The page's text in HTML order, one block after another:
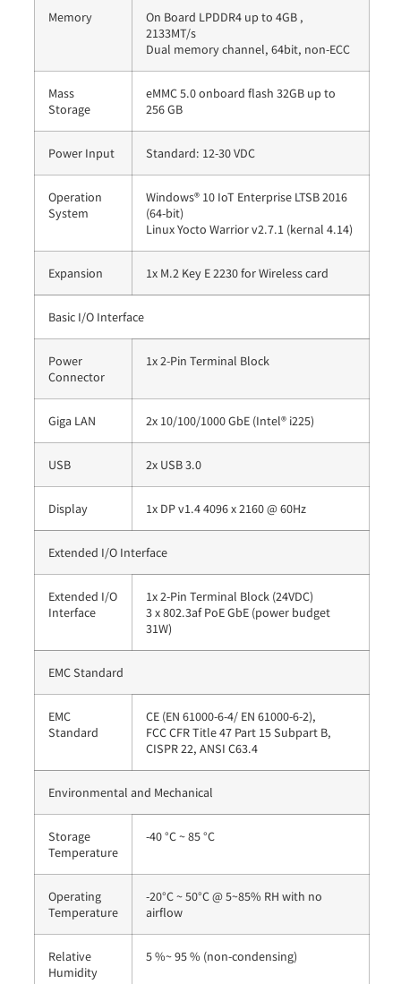
Memory
On Board LPDDR4 up to 4GB ,
2133MT/s
Dual memory channel, 64bit, non-ECC
Mass
Storage
eMMC 5.0 onboard flash 32GB up to
256 GB
Power Input Standard: 12-30 VDC
Operation
System
Windows® 10 IoT Enterprise LTSB 2016
(64-bit)
Linux Yocto Warrior v2.7.1 (kernal 4.14)
Expansion 1x M.2 Key E 2230 for Wireless card
Basic I/O Interface
Power
Connector
1x 2-Pin Terminal Block
Giga LAN 2x 10/100/1000 GbE (Intel® i225)
USB 2x USB 3.0
Display 1x DP v1.4 4096 x 2160 @ 60Hz
Extended I/O Interface
Extended I/O
Interface
1x 2-Pin Terminal Block (24VDC)
3 x 802.3af PoE GbE (power budget
31W)
EMC Standard
EMC
Standard
CE (EN 61000-6-4/ EN 61000-6-2),
FCC CFR Title 47 Part 15 Subpart B,
CISPR 22, ANSI C63.4
Environmental and Mechanical
Storage
Temperature
-40 °C ~ 85 °C
Operating
Temperature
-20°C ~ 50°C @ 5~85% RH with no
airflow
Relative
Humidity
5 %~ 95 % (non-condensing)